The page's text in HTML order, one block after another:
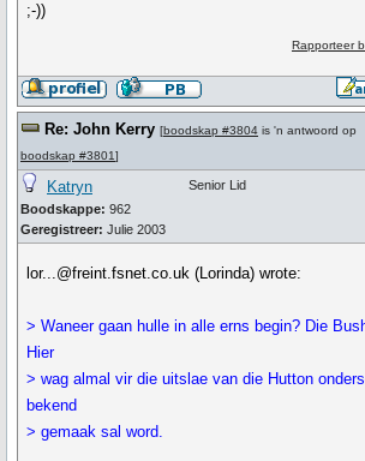
;-))
Rapporteer
Re: John Kerry [boodskap #3804 is 'n antwoord op
boodskap #3801]
Katryn
Boodskappe: 962
Geregistreer: Julie 2003
Senior Lid
lor...@freint.fsnet.co.uk (Lorinda) wrote:
> Waneer gaan hulle in alle erns begin? Die
Hier
> wag almal vir die uitslae van die Hutton
bekend
> gemaak sal word.